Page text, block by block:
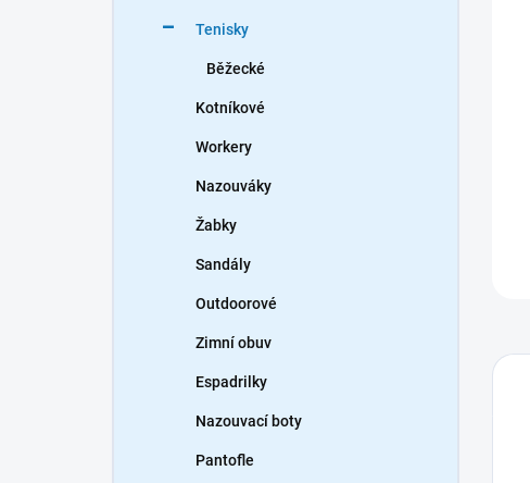
Tenisky
Běžecké
Kotníkové
Workery
Nazouváky
Žabky
Sandály
Outdoorové
Zimní obuv
Espadrilky
Nazouvací boty
Pantofle